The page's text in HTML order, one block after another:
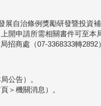
展自治條例獎勵研發暨投資
開申請所需相關書件可至
招商處（07-3368333轉2892
公告）。
＞機關消息）。